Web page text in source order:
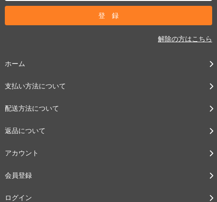
解除の方はこちら
ホーム
支払い方法について
配送方法について
返品について
アカウント
会員登録
ログイン